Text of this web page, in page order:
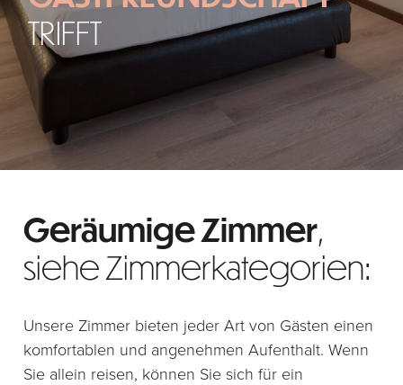
TRIFFT
Geräumige Zimmer,
siehe Zimmerkategorien:
Unsere Zimmer bieten jeder Art von Gästen einen
komfortablen und angenehmen Aufenthalt. Wenn
Sie allein reisen, können Sie sich für ein